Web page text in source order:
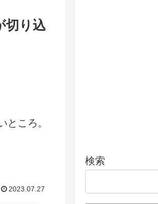
切り込
2023.07.27
検索